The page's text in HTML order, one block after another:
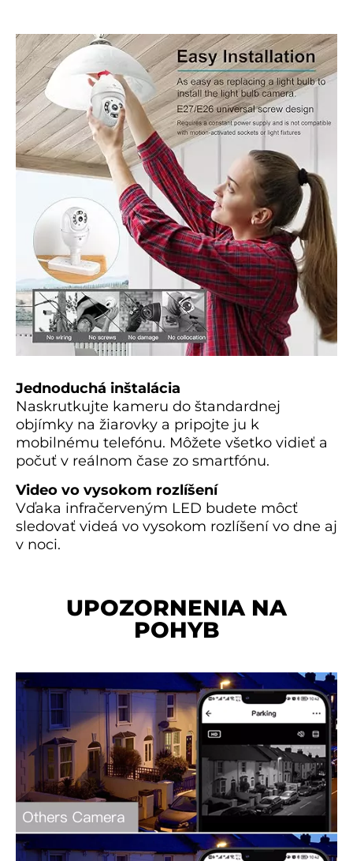
Jednoduchá inštalácia
Naskrutkujte kameru do štandardnej
objímky na žiarovky a pripojte ju k
mobilnému telefónu. Môžete všetko vidieť a
počuť v reálnom čase zo smartfónu.
Video vo vysokom rozlíšení
Vďaka infračerveným LED budete môcť
sledovať videá vo vysokom rozlíšení vo dne aj
v noci.
UPOZORNENIA NA
POHYB